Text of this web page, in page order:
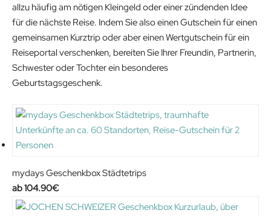
allzu häufig am nötigen Kleingeld oder einer zündenden Idee
für die nächste Reise. Indem Sie also einen Gutschein für einen
gemeinsamen Kurztrip oder aber einen Wertgutschein für ein
Reiseportal verschenken, bereiten Sie Ihrer Freundin, Partnerin,
Schwester oder Tochter ein besonderes
Geburtstagsgeschenk.
mydays Geschenkbox Städtetrips
104.90€